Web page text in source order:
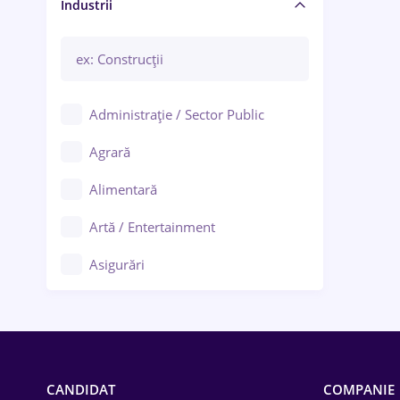
Manager / Executiv
Industrii
Administrație / Sector Public
Agrară
Alimentară
Artă / Entertainment
Asigurări
CANDIDAT COMPANIE